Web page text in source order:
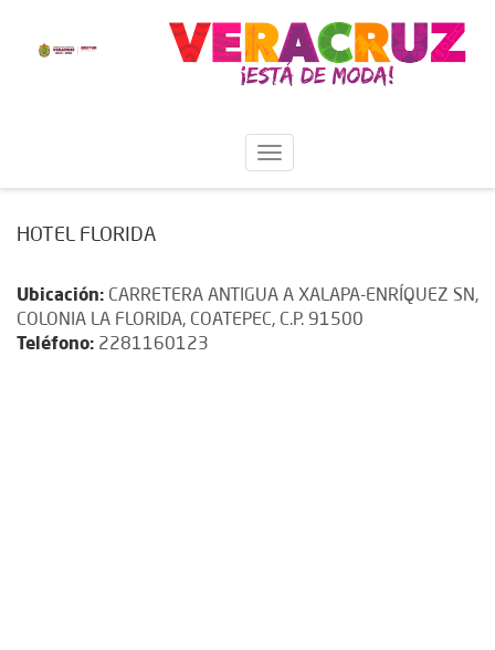
HOTEL FLORIDA
Ubicación: CARRETERA ANTIGUA A XALAPA-ENRÍQUEZ SN,
COLONIA LA FLORIDA, COATEPEC, C.P. 91500
Teléfono: 2281160123